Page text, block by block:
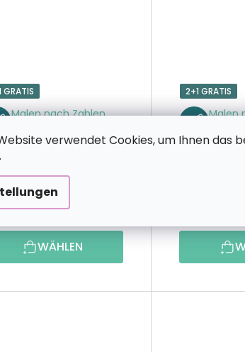
verwendet Cookies, um Ihnen das
GRATIS
Malen nach Zahlen
ab16,29 €
WÄHLEN
2+1 GRATIS
Malen